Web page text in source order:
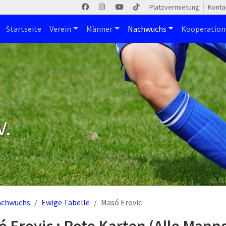
Platzvermietung
Startseite Verein Männer Nachwuchs
Ewige Tabelle Masó Erovic